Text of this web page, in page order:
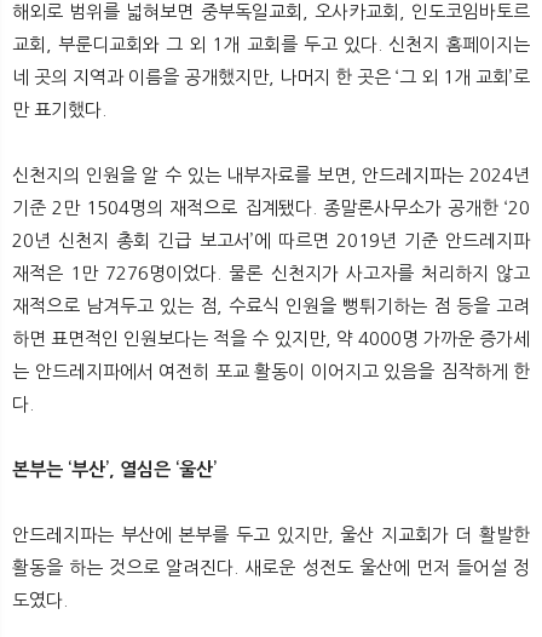
해외로 범위를 넓혀보면 중부독일교회, 오사카교회, 인도코임바토르
교회, 부룬디교회와 그 외 1개 교회를 두고 있다. 신천지 홈페이지는
네 곳의 지역과 이름을 공개했지만, 나머지 한 곳은 ‘그 외 1개 교회’로
만 표기했다.
신천지의 인원을 알 수 있는 내부자료를 보면, 안드레지파는 2024년
기준 2만 1504명의 재적으로 집계됐다. 종말론사무소가 공개한 ‘20
20년 신천지 총회 긴급 보고서’에 따르면 2019년 기준 안드레지파
재적은 1만 7276명이었다. 물론 신천지가 사고자를 처리하지 않고
재적으로 남겨두고 있는 점, 수료식 인원을 뻥튀기하는 점 등을 고려
하면 표면적인 인원보다는 적을 수 있지만, 약 4000명 가까운 증가세
는 안드레지파에서 여전히 포교 활동이 이어지고 있음을 짐작하게 한
다.
본부는 ‘부산’, 열심은 ‘울산’
안드레지파는 부산에 본부를 두고 있지만, 울산 지교회가 더 활발한
활동을 하는 것으로 알려진다. 새로운 성전도 울산에 먼저 들어설 정
도였다.